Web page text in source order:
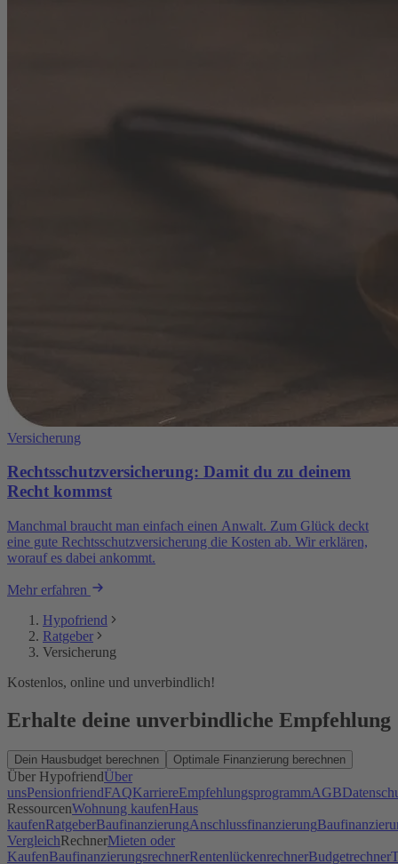
Versicherung
Rechtsschutzversicherung: Damit du zu deinem
Recht kommst
Manchmal braucht man einfach einen Anwalt. Zum Glück deckt
eine gute Rechtsschutzversicherung die Kosten ab. Wir erklären,
worauf es dabei ankommt.
Mehr erfahren
Hypofriend
Ratgeber
Versicherung
Kostenlos, online und unverbindlich!
Erhalte deine unverbindliche Empfehlung
Dein Hausbudget berechnen Optimale Finanzierung berechnen
Über HypofriendÜber
unsPensionfriendFAQKarriereEmpfehlungsprogrammAGB
RessourcenWohnung kaufenHaus
kaufenRatgeberBaufinanzierungAnschlussfinanzierung
VergleichRechnerMieten oder
KaufenBaufinanzierungsrechnerRentenlückenrechnerBudgetrechner